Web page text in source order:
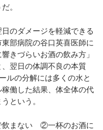
。
のダメージを軽減できる
部病院の谷口英喜医師に
きづらいお酒の飲み方」
翌日の体調不良の本質
ルの分解には多くの水と
働した結果、体全体の代
という。
飲まない ②一杯のお酒に